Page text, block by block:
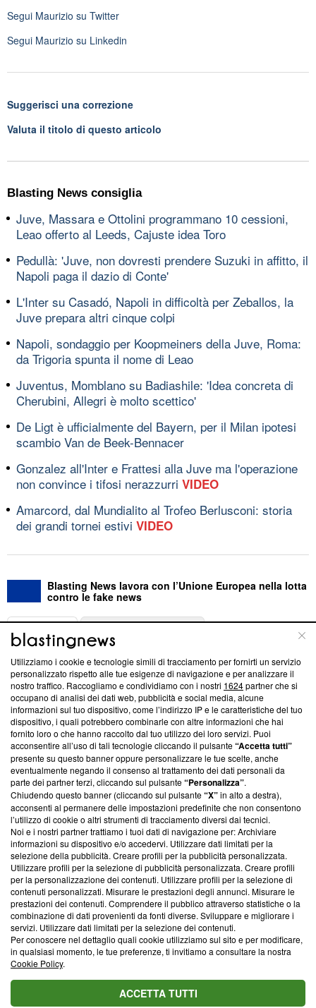
Segui Maurizio su Twitter
Segui Maurizio su Linkedin
Suggerisci una correzione
Valuta il titolo di questo articolo
Blasting News consiglia
Juve, Massara e Ottolini programmano 10 cessioni,
Leao offerto al Leeds, Cajuste idea Toro
Pedullà: 'Juve, non dovresti prendere Suzuki in affitto, il
Napoli paga il dazio di Conte'
L'Inter su Casadó, Napoli in difficoltà per Zeballos, la
Juve prepara altri cinque colpi
Napoli, sondaggio per Koopmeiners della Juve, Roma:
da Trigoria spunta il nome di Leao
Juventus, Momblano su Badiashile: 'Idea concreta di
Cherubini, Allegri è molto scettico'
De Ligt è ufficialmente del Bayern, per il Milan ipotesi
scambio Van de Beek-Bennacer
Gonzalez all'Inter e Frattesi alla Juve ma l'operazione
non convince i tifosi nerazzurri VIDEO
Amarcord, dal Mundialito al Trofeo Berlusconi: storia
dei grandi tornei estivi VIDEO
Blasting News lavora con l’Unione Europea nella lotta
contro le fake news
ABOUT
Questa sezione offre informazioni trasparenti su Blasting
News, sui nostri processi editoriali e su come ci impegniamo a
creare news di qualità. Inoltre, afferma la nostra aderenza a
‘Trust Project - News with Integrity’Blasting News non è
ancora membro del programma, ma ha richiesto di farne
parte; Trust Project non ha ancora effettuato una verifica di
conformità agli standard.
Su di noi
Team editoriale
Corporate
Redazione
Informativa Privacy
Cookie Policy
Blasting SA, IDI CHE-247.845.224, Via Carlo Frasca, 3 - 6900
Lugano (Svizzera) Tel:+39 0690258937
© 2026 Blasting News
Utilizziamo i cookie e tecnologie simili di tracciamento per fornirti un servizio
personalizzato rispetto alle tue esigenze di navigazione e per analizzare il
nostro traffico. Raccogliamo e condividiamo con i nostri 1624partner che si
occupano di analisi dei dati web, pubblicità e social media, alcune
informazioni sul tuo dispositivo, come l’indirizzo IP e le caratteristiche del tuo
dispositivo, i quali potrebbero combinarle con altre informazioni che hai
fornito loro o che hanno raccolto dal tuo utilizzo dei loro servizi. Puoi
acconsentire all’uso di tali tecnologie cliccando il pulsante“Accetta tutti”
presente su questo banner oppure personalizzare le tue scelte, anche
eventualmente negando il consenso al trattamento dei dati personali da
parte dei partner terzi, cliccando sul pulsante“Personalizza”.
Chiudendo questo banner (cliccando sul pulsante“X”in alto a destra),
acconsenti al permanere delle impostazioni predefinite che non consentono
l’utilizzo di cookie o altri strumenti di tracciamento diversi dai tecnici.
Noi e i nostri partner trattiamo i tuoi dati di navigazione per: Archiviare
informazioni su dispositivo e/o accedervi. Utilizzare dati limitati per la
selezione della pubblicità. Creare profili per la pubblicità personalizzata.
Utilizzare profili per la selezione di pubblicità personalizzata. Creare profili
per la personalizzazione dei contenuti. Utilizzare profili per la selezione di
contenuti personalizzati. Misurare le prestazioni degli annunci. Misurare le
prestazioni dei contenuti. Comprendere il pubblico attraverso statistiche o la
combinazione di dati provenienti da fonti diverse. Sviluppare e migliorare i
servizi. Utilizzare dati limitati per la selezione dei contenuti.
Per conoscere nel dettaglio quali cookie utilizziamo sul sito e per modificare,
in qualsiasi momento, le tue preferenze, ti invitiamo a consultare la nostra
Cookie Policy.
ACCETTA TUTTI